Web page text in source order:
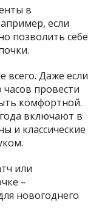
в
если
позволить себе
всего. Даже если
провести
комфортной.
включают в
и классические
или
–
новогоднего